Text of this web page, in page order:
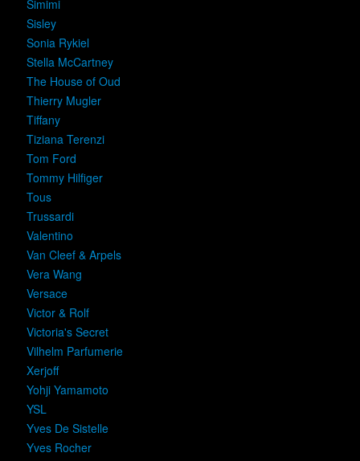
Simimi
Sisley
Sonia Rykiel
Stella McCartney
The House of Oud
Thierry Mugler
Tiffany
Tiziana Terenzi
Tom Ford
Tommy Hilfiger
Tous
Trussardi
Valentino
Van Cleef & Arpels
Vera Wang
Versace
Victor & Rolf
Victoria's Secret
Vilhelm Parfumerie
Xerjoff
Yohji Yamamoto
YSL
Yves De Sistelle
Yves Rocher